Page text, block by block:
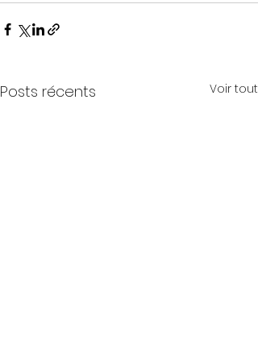
Posts récents Voir tout